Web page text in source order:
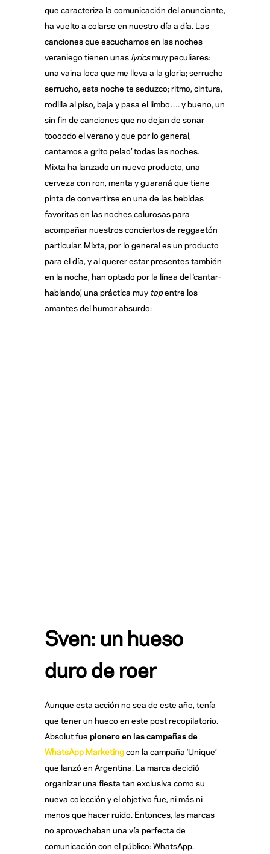
que caracteriza la comunicación del anunciante,
ha vuelto a colarse en nuestro día a día. Las
canciones que escuchamos en las noches
veraniego tienen unas lyricsmuy peculiares:
una vaina loca que me lleva a la gloria; serrucho
serrucho, esta noche te seduzco; ritmo, cintura,
rodilla al piso, baja y pasa el limbo…. y bueno, un
sin fin de canciones que no dejan de sonar
toooodo el verano y que por lo general,
cantamos a grito pelao’ todas las noches.
Mixta ha lanzado un nuevo producto, una
cerveza con ron, menta y guaraná que tiene
pinta de convertirse en una de las bebidas
favoritas en las noches calurosas para
acompañar nuestros conciertos de reggaetón
particular. Mixta, por lo general es un producto
para el día, y al querer estar presentes también
en la noche, han optado por la línea del ‘cantar-
hablando’, una práctica muy topentre los
amantes del humor absurdo:
Sven: un hueso
duro de roer
Aunque esta acción no sea de este año, tenía
que tener un hueco en este post recopilatorio.
Absolut fue pionero en las campañas de
WhatsApp Marketingcon la campaña ‘Unique’
que lanzó en Argentina. La marca decidió
organizar una fiesta tan exclusiva como su
nueva colección y el objetivo fue, ni más ni
menos que hacer ruido. Entonces, las marcas
no aprovechaban una vía perfecta de
comunicación con el público: WhatsApp.